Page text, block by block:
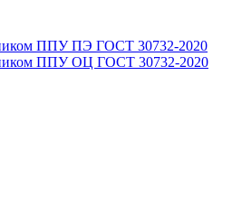
ППУ ПЭ ГОСТ 30732-2020
ППУ ОЦ ГОСТ 30732-2020